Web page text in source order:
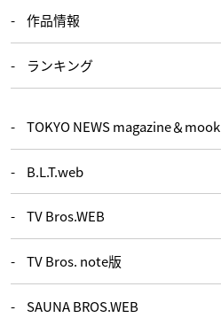
作品情報
ランキング
TOKYO NEWS magazine＆mook
B.L.T.web
TV Bros.WEB
TV Bros. note版
SAUNA BROS.WEB